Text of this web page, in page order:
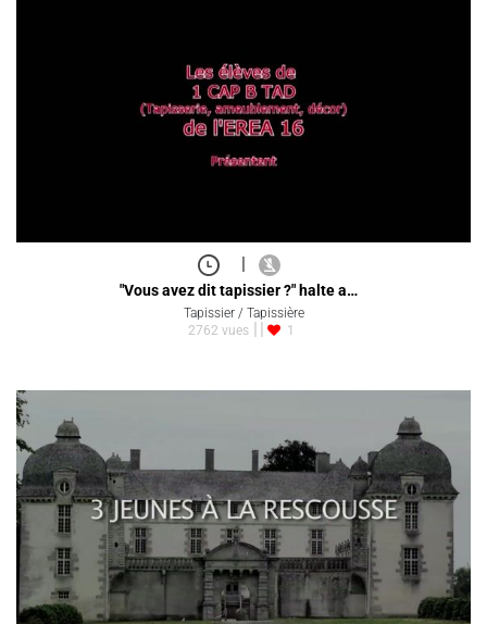
|
"Vous avez dit tapissier ?" halte a…
Tapissier / Tapissière
2762 vues
1